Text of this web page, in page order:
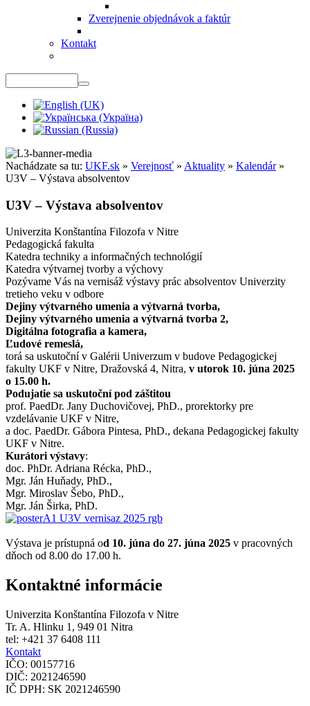
Zverejnenie objednávok a faktúr
Kontakt
Nachádzate sa tu: UKF.sk » Verejnosť » Aktuality » Kalendár»
U3V – Výstava absolventov
U3V – Výstava absolventov
Univerzita Konštantína Filozofa v Nitre
Pedagogická fakulta
Katedra techniky a informačných technológií
Katedra výtvarnej tvorby a výchovy
Pozývame Vás na vernisáž výstavy prác absolventov Univerzity
tretieho veku v odbore
Dejiny výtvarného umenia a výtvarná tvorba,
Dejiny výtvarného umenia a výtvarná tvorba 2,
Digitálna fotografia a kamera,
Ľudové remeslá,
torá sa uskutoční v Galérii Univerzum v budove Pedagogickej
fakulty UKF v Nitre, Dražovská 4, Nitra, v utorok 10. júna 2025
o 15.00 h.
Podujatie sa uskutoční pod záštitou
prof. PaedDr. Jany Duchovičovej, PhD., prorektorky pre
vzdelávanie UKF v Nitre,
a doc. PaedDr. Gábora Pintesa, PhD., dekana Pedagogickej fakulty
UKF v Nitre.
Kurátori výstavy:
doc. PhDr. Adriana Récka, PhD.,
Mgr. Ján Huňady, PhD.,
Mgr. Miroslav Šebo, PhD.,
Mgr. Ján Širka, PhD.
Výstava je prístupná od 10. júna do 27. júna 2025 v pracovných
dňoch od 8.00 do 17.00 h.
Kontaktné informácie
Univerzita Konštantína Filozofa v Nitre
Tr. A. Hlinku 1, 949 01 Nitra
tel: +421 37 6408 111
Kontakt
IČO: 00157716
DIČ: 2021246590
IČ DPH: SK 2021246590